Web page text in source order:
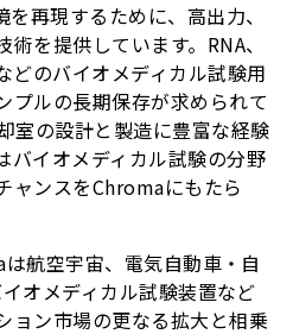
再現するために、高出力、
を提供しています。RNA、
どのバイオメディカル試験用
プルの長期保存が求められて
室の設計と製造に豊富な経験
バイオメディカル試験の分野
ャンスをChromaにもたら
航空宇宙、電気自動車・自
オメディカル試験装置など
ョン市場の更なる拡大と相乗